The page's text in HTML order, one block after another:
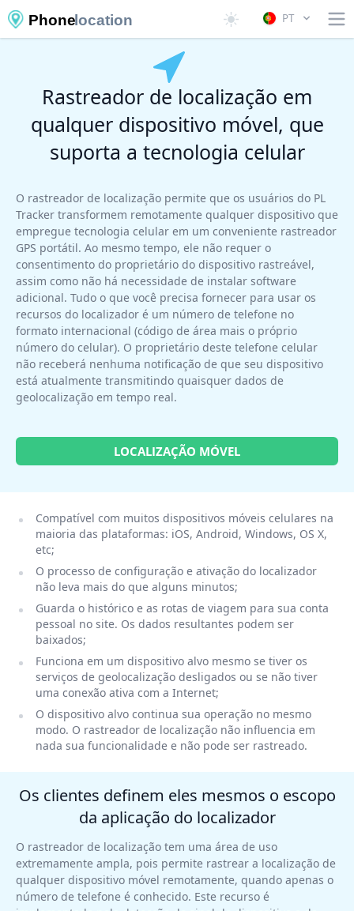
Phonelocation PT
Rastreador de localização em
qualquer dispositivo móvel, que
suporta a tecnologia celular
O rastreador de localização permite que os usuários do PL
Tracker transformem remotamente qualquer dispositivo que
empregue tecnologia celular em um conveniente rastreador
GPS portátil. Ao mesmo tempo, ele não requer o
consentimento do proprietário do dispositivo rastreável,
assim como não há necessidade de instalar software
adicional. Tudo o que você precisa fornecer para usar os
recursos do localizador é um número de telefone no
formato internacional (código de área mais o próprio
número do celular). O proprietário deste telefone celular
não receberá nenhuma notificação de que seu dispositivo
está atualmente transmitindo quaisquer dados de
geolocalização em tempo real.
LOCALIZAÇÃO MÓVEL
Compatível com muitos dispositivos móveis celulares na
maioria das plataformas: iOS, Android, Windows, OS X,
etc;
O processo de configuração e ativação do localizador
não leva mais do que alguns minutos;
Guarda o histórico e as rotas de viagem para sua conta
pessoal no site. Os dados resultantes podem ser
baixados;
Funciona em um dispositivo alvo mesmo se tiver os
serviços de geolocalização desligados ou se não tiver
uma conexão ativa com a Internet;
O dispositivo alvo continua sua operação no mesmo
modo. O rastreador de localização não influencia em
nada sua funcionalidade e não pode ser rastreado.
Os clientes definem eles mesmos o escopo
da aplicação do localizador
O rastreador de localização tem uma área de uso
extremamente ampla, pois permite rastrear a localização de
qualquer dispositivo móvel remotamente, quando apenas o
número de telefone é conhecido. Este recurso é